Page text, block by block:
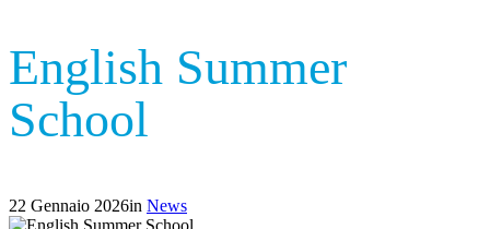
English Summer
School
22 Gennaio 2026in News